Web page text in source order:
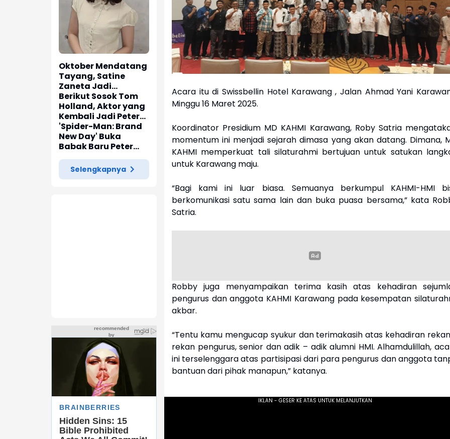
Oktober Mendatang
Tayang, Satine
Zaneta Jadi
Pemeran Utama Film
Siti Si Vampir
Berikut Sosok Tom
Holland, Aktor yang
Kembali Jadi Peter
Parker di 'Spider-
Man: Brand New Day'
'Spider-Man: Brand
New Day' Buka
Babak Baru Peter
Parker di Marvel
Cinematic Universe
Selengkapnya
Acara itu di Swissbellin Hotel Karawang , Jalan Ahmad Yani
Minggu 16 Maret 2025.
Koordinator Presidium MD KAHMI Karawang, Roby Satria
momentum ini menjadi sejarah dimasa yang akan datang. Dimana,
KAHMI memperkuat tali silaturahmi bertujuan untuk satukan
untuk Karawang maju.
“Bagi kami ini luar biasa. Semuanya berkumpul KAHMI-HMI
berkomunikasi satu sama lain dan buka puasa bersama,” kata
Satria.
Robby juga menyampaikan terima kasih atas kehadiran
pengurus dan anggota KAHMI Karawang pada kesempatan
akbar.
“Tentu kamu mengucap syukur dan terimakasih atas kehadiran
rekan pengurus, senior dan adik – adik alumni HMI. Alhamdulillah,
ini terselenggara atas partisipasi dari para pengurus dan anggota
bantuan dari pihak manapun,” katanya.